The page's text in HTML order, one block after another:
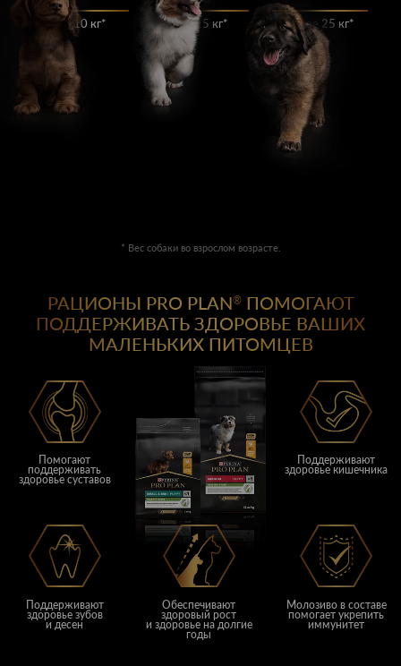
До 10 кг* 10–25 кг* Более 25 кг*
* Вес собаки во взрослом возрасте.
РАЦИОНЫ PRO PLAN®ПОМОГАЮТ
ПОДДЕРЖИВАТЬ ЗДОРОВЬЕ ВАШИХ
МАЛЕНЬКИХ ПИТОМЦЕВ
Помогают
поддерживать
здоровье суставов
Поддерживают
здоровье кишечника
Поддерживают
здоровье зубов
и десен
Молозиво в составе
помогает укрепить
иммунитет
Обеспечивают
здоровый рост
и здоровье на долгие
годы